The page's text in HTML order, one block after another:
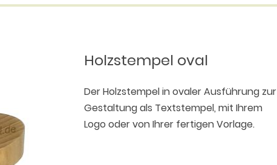
Holzstempel oval
Der Holzstempel in ovaler Ausführung zur
Gestaltung als Textstempel, mit Ihrem
Logo oder von Ihrer fertigen Vorlage.